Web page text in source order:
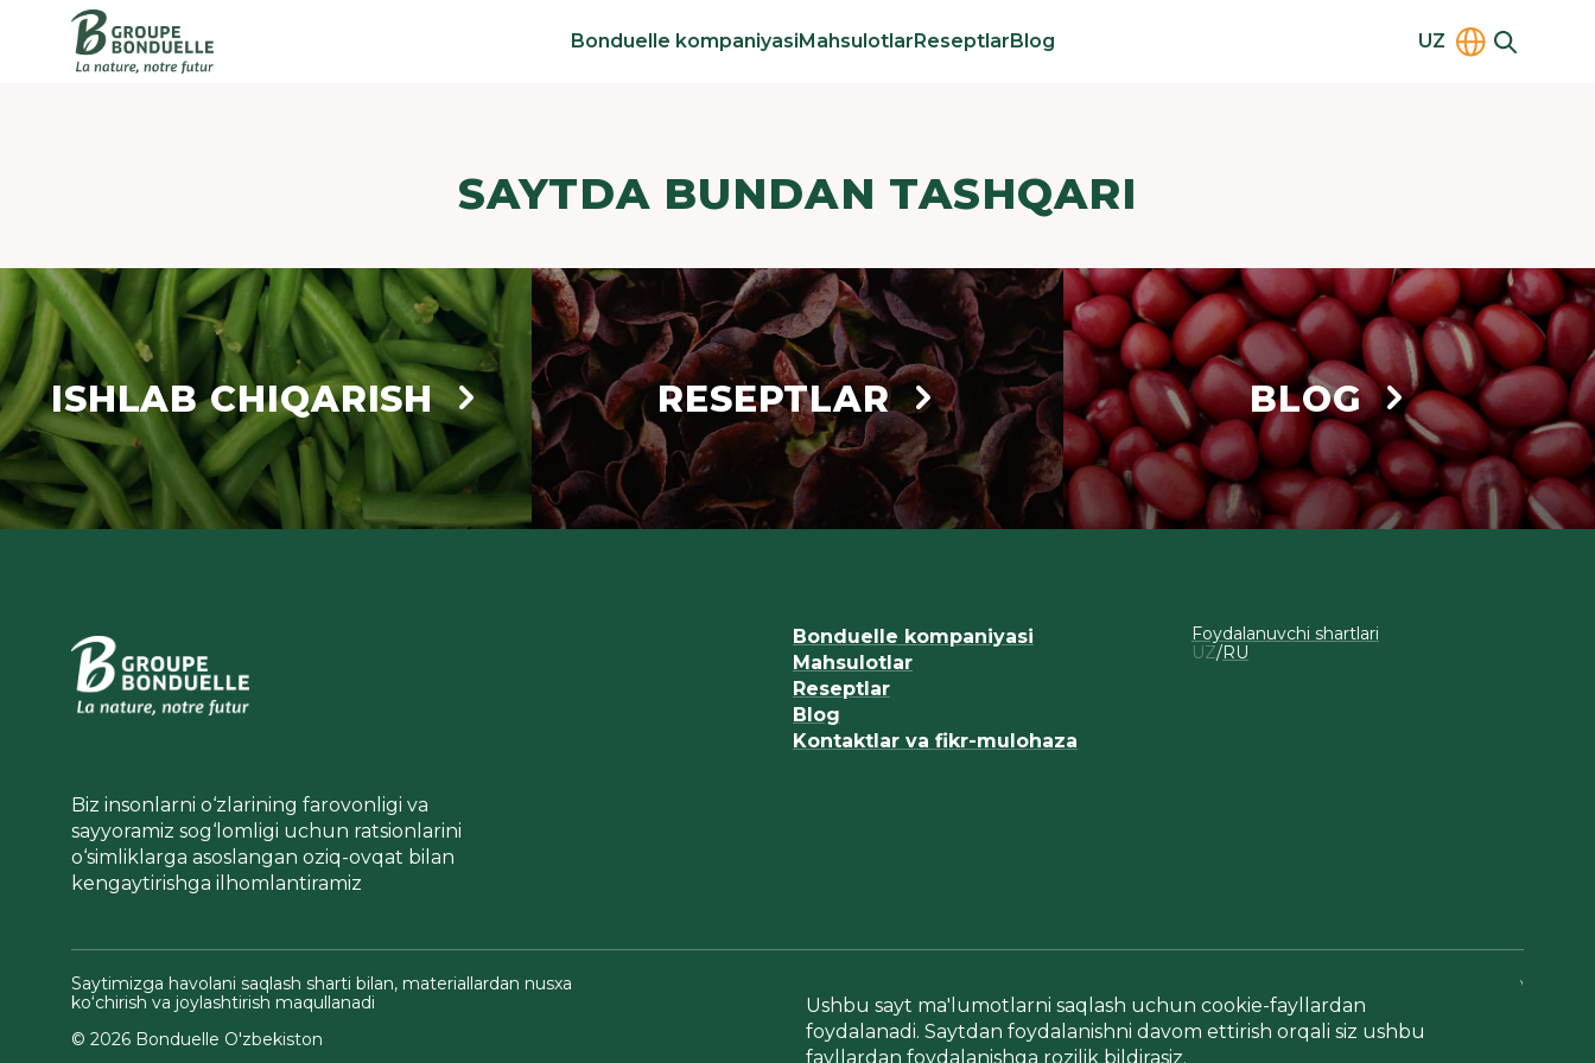
Bonduelle kompaniyasiMahsulotlarReseptlarBlog UZ
SAYTDA BUNDAN TASHQARI
ISHLAB CHIQARISH RESEPTLAR BLOG
Biz insonlarni o‘zlarining farovonligi va
sayyoramiz sog‘lomligi uchun ratsionlarini
o‘simliklarga asoslangan oziq-ovqat bilan
kengaytirishga ilhomlantiramiz
Bonduelle kompaniyasi
Mahsulotlar
Reseptlar
Blog
Kontaktlar va fikr-mulohaza
Foydalanuvchi shartlari
UZ RU
Saytimizga havolani saqlash sharti bilan, materiallardan nusxa
ko‘chirish va joylashtirish maqullanadi
© 2026 Bonduelle O'zbekiston
Sayt yaratish
Ushbu sayt ma'lumotlarni saqlash uchun cookie-fayllardan
foydalanadi. Saytdan foydalanishni davom ettirish orqali siz ushbu
fayllardan foydalanishga rozilik bildirasiz.